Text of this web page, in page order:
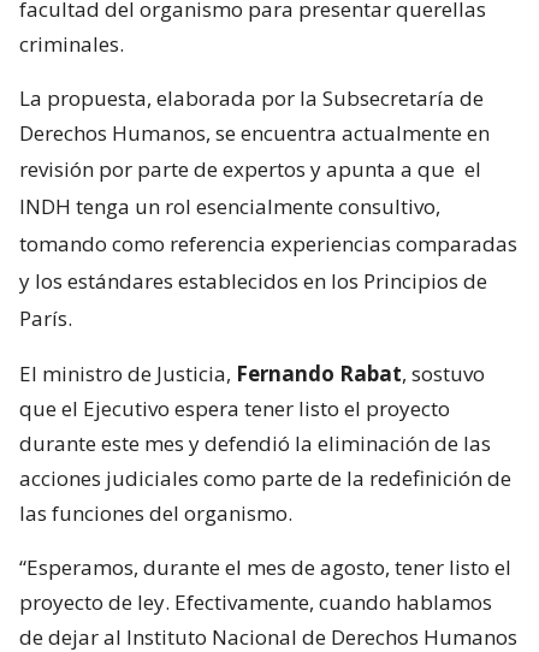
facultad del organismo para presentar querellas
criminales.
La propuesta, elaborada por la Subsecretaría de
Derechos Humanos, se encuentra actualmente en
revisión por parte de expertos y apunta a que el
INDH tenga un rol esencialmente consultivo,
tomando como referencia experiencias comparadas
y los estándares establecidos en los Principios de
París.
El ministro de Justicia, Fernando Rabat, sostuvo
que el Ejecutivo espera tener listo el proyecto
durante este mes y defendió la eliminación de las
acciones judiciales como parte de la redefinición de
las funciones del organismo.
“Esperamos, durante el mes de agosto, tener listo el
proyecto de ley. Efectivamente, cuando hablamos
de dejar al Instituto Nacional de Derechos Humanos